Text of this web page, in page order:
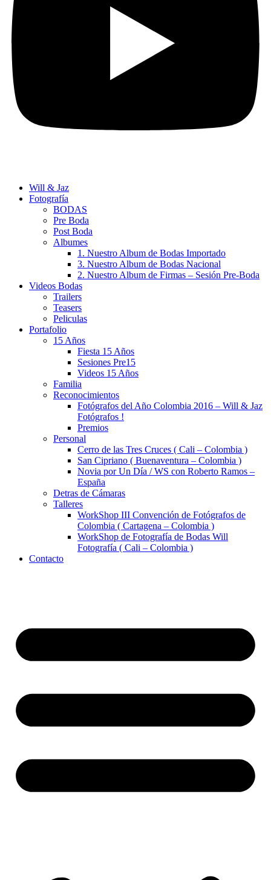
Will & Jaz
Fotografía
BODAS
Pre Boda
Post Boda
Albumes
1. Nuestro Album de Bodas Importado
3. Nuestro Album de Bodas Nacional
2. Nuestro Album de Firmas – Sesión Pre-Boda
Videos Bodas
Trailers
Teasers
Peliculas
Portafolio
15 Años
Fiesta 15 Años
Sesiones Pre15
Videos 15 Años
Familia
Reconocimientos
Fotógrafos del Año Colombia 2016 – Will & Jaz
Fotógrafos !
Premios
Personal
Cerro de las Tres Cruces ( Cali – Colombia )
San Cipriano ( Buenaventura – Colombia )
Novia por Un Día / WS con Roberto Ramos –
España
Detras de Cámaras
Talleres
WorkShop III Convención de Fotógrafos de
Colombia ( Cartagena – Colombia )
WorkShop de Fotografía de Bodas Will
Fotografía ( Cali – Colombia )
Contacto